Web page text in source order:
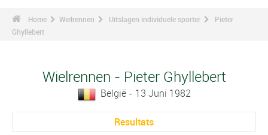
Home Wielrennen Uitslagen individuele sporter
Pieter
Ghyllebert
Wielrennen - Pieter Ghyllebert
België - 13 Juni 1982
Resultats